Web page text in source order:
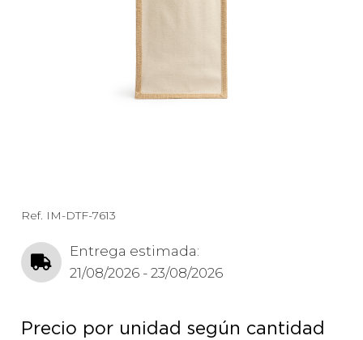
Ref. IM-DTF-7613
Entrega estimada:
21/08/2026 - 23/08/2026
Precio por unidad según cantidad